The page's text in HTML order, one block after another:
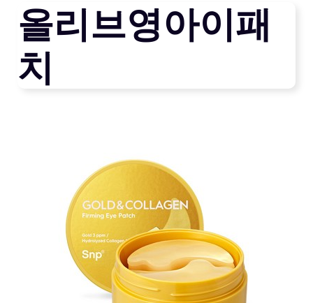
올리브영아이패
치